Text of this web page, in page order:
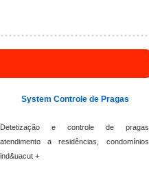
System Controle de Pragas
Detetização e controle de pragas,
atendimento a residências, condomínios,
ind&uacut +